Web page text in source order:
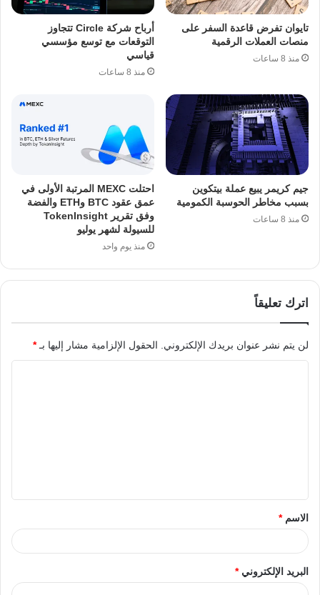
تايوان تفرض قاعدة السفر على
منصات العملات الرقمية
منذ 8 ساعات
أرباح شركة Circle تتجاوز
التوقعات مع توسع مؤسسي
قياسي
منذ 8 ساعات
جيم كريمر يبيع عملة بيتكوين
بسبب مخاطر الحوسبة الكمومية
منذ 8 ساعات
احتلت MEXC المرتبة الأولى في
عمق عقود BTC وETH والفضة
وفق تقرير TokenInsight
للسيولة لشهر يوليو
منذ يوم واحد
اترك تعليقاً
لن يتم نشر عنوان بريدك الإلكتروني. الحقول الإلزامية مشار إليها بـ*
الاسم*
البريد الإلكتروني*